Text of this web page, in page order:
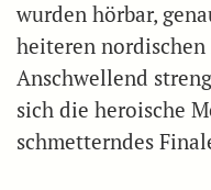
wurden hörbar,
heiteren nordischen
Anschwellend
sich die heroische
schmetterndes